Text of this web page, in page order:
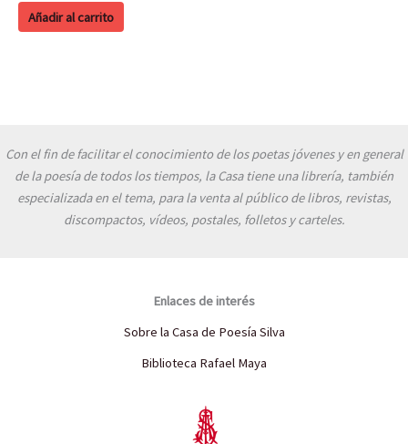
was:
$ 30.000.
is:
$ 15.000.
Añadir al carrito
Con el fin de facilitar el conocimiento de los poetas jóvenes y en general
de la poesía de todos los tiempos, la Casa tiene una librería, también
especializada en el tema, para la venta al público de libros, revistas,
discompactos, vídeos, postales, folletos y carteles.
Enlaces de interés
Sobre la Casa de Poesía Silva
Biblioteca Rafael Maya